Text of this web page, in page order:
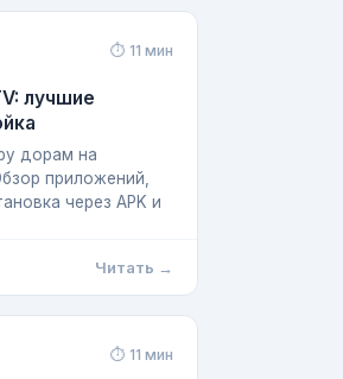
⏱ 11 мин
лучшие
дорам на
приложений,
через APK и
Читать →
⏱ 11 мин